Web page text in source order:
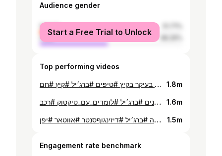
Audience gender
female
male
Start a Free Trial to Unlock
Top performing videos
הינה כמה לייף האקס שאני עושה כל יום בעיקר בקיץ #טיפים #ברג׳יל #קיץ #חם 1.8m
סיפור של תאונת דרכים מלפני כמה שנים #ברג׳יל #לומדים_עם_טיקטוק #רכב 1.6m
יש לי עוד 11 שבועות להעביר פה #ברג׳יל #דיזינגוףסנטר #אווטאר #יפן 1.5m
Engagement rate benchmark